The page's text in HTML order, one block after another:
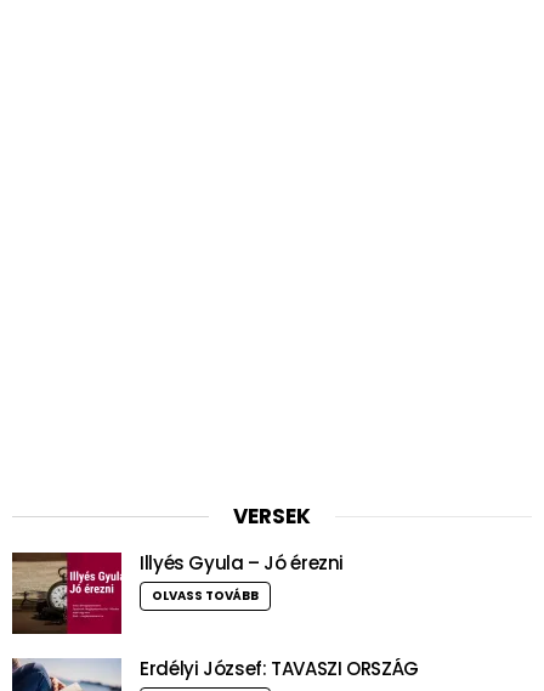
VERSEK
Illyés Gyula – Jó érezni
OLVASS TOVÁBB
Erdélyi József: TAVASZI ORSZÁG